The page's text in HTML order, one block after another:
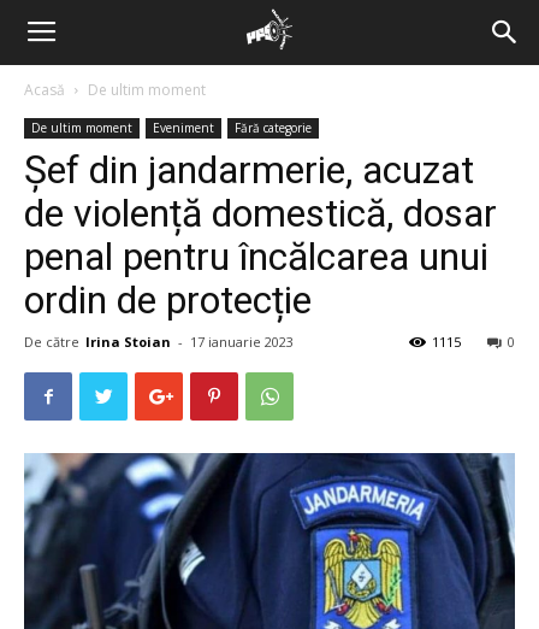
Acasă De ultim moment
De ultim moment Eveniment Fără categorie
Șef din jandarmerie, acuzat
de violență domestică, dosar
penal pentru încălcarea unui
ordin de protecție
De către Irina Stoian - 17 ianuarie 2023 0
1115